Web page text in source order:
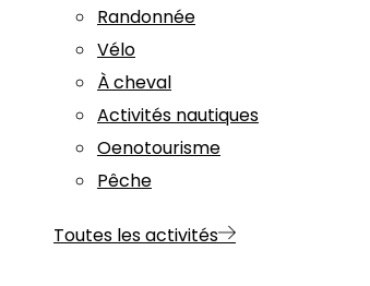
Randonnée
Vélo
À cheval
Activités nautiques
Oenotourisme
Pêche
Toutes les activités